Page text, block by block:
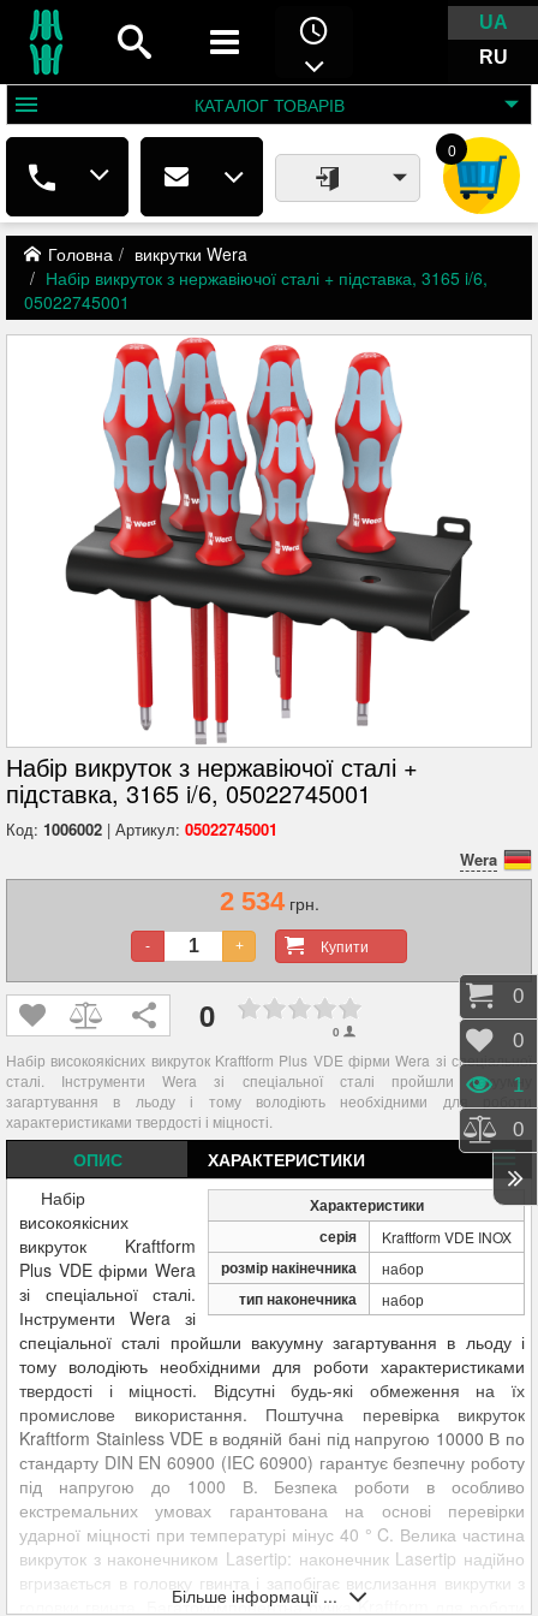
UA
RU
КАТАЛОГ ТОВАРІВ
0
Головна
викрутки Wera
Набір викруток з нержавіючої сталі + підставка, 3165 i/6,
05022745001
Набір викруток з нержавіючої сталі +
підставка, 3165 i/6, 05022745001
Код: 1006002 | Артикул: 05022745001
Wera
2 534грн.
Купити
- +
0 0
Набір високоякісних викруток Kraftform Plus VDE фірми Wera зі спеціальної
сталі. Інструменти Wera зі спеціальної сталі пройшли вакуумну
загартування в льоду і тому володіють необхідними для роботи
характеристиками твердості і міцності.
ОПИС ХАРАКТЕРИСТИКИ
Характеристики
серія
Kraftform VDE INOX
розмір накінечника набор
тип наконечника набор
Набір
високоякісних
викруток Kraftform
Plus VDE фірми Wera
зі спеціальної сталі.
Інструменти Wera зі
спеціальної сталі пройшли вакуумну загартування в льоду і
тому володіють необхідними для роботи характеристиками
твердості і міцності. Відсутні будь-які обмеження на їх
промислове використання. Поштучна перевірка викруток
Kraftform Stainless VDE в водяній бані під напругою 10000 В по
стандарту DIN EN 60900 (IEC 60900) гарантує безпечну роботу
під напругою до 1000 В. Безпека роботи в особливо
екстремальних умовах гарантована на основі перевірки
ударної міцності при температурі мінус 40 ° C. Велика частина
викруток з наконечником Lasertip: наконечник Lasertip надійно
вгризається в головку гвинта і запобігає вислизання викрутки з
головки гвинта. Багатокомпонентна ручка Kraftform для роботи
Більше інформації ...
0
0
1
0